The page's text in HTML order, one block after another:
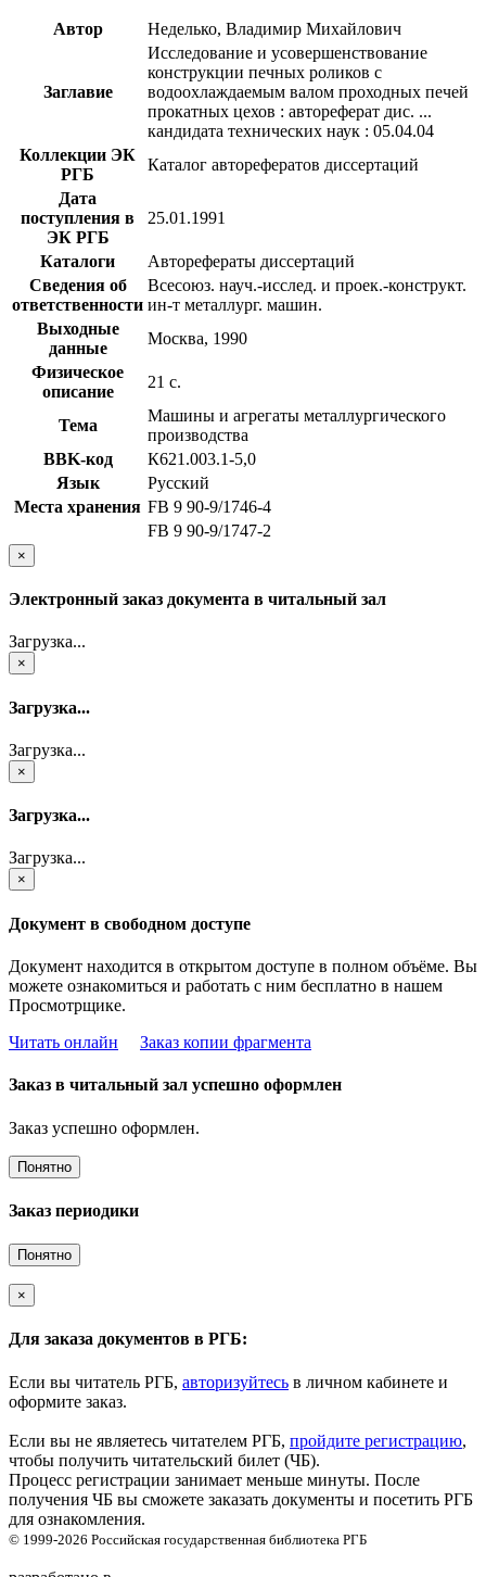
Автор Неделько, Владимир Михайлович
Заглавие
Исследование и усовершенствование
конструкции печных роликов с
водоохлаждаемым валом проходных печей
прокатных цехов : автореферат дис. ...
кандидата технических наук : 05.04.04
Коллекции ЭК
РГБ
Каталог авторефератов диссертаций
Дата
поступления в
ЭК РГБ
25.01.1991
Каталоги
Авторефераты диссертаций
Сведения об
ответственности
Всесоюз. науч.-исслед. и проек.-конструкт.
ин-т металлург. машин.
Выходные
данные
Москва, 1990
Физическое
описание
21 с.
Тема
Машины и агрегаты металлургического
производства
BBK-код
К621.003.1-5,0
Язык
Русский
Места хранения FB 9 90-9/1746-4
FB 9 90-9/1747-2
×
Электронный заказ документа в читальный зал
Загрузка...
×
Загрузка...
Загрузка...
×
Загрузка...
Загрузка...
×
Документ в свободном доступе
Документ находится в открытом доступе в полном объёме. Вы
можете ознакомиться и работать с ним бесплатно в нашем
Просмотрщике.
Читать онлайн
Заказ копии фрагмента
Заказ в читальный зал успешно оформлен
Заказ успешно оформлен.
Понятно
Заказ периодики
Понятно
×
Для заказа документов в РГБ:
Если вы читатель РГБ, авторизуйтесь в личном кабинете и
оформите заказ.
Если вы не являетесь читателем РГБ, пройдите регистрацию,
чтобы получить читательский билет (ЧБ).
Процесс регистрации занимает меньше минуты. После
получения ЧБ вы сможете заказать документы и посетить РГБ
для ознакомления.
© 1999-2026 Российская государственная библиотека РГБ